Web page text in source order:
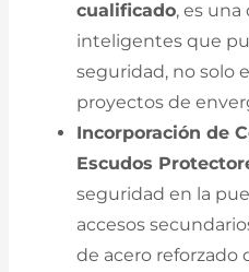
cualificado, es una
inteligentes que
seguridad, no solo
proyectos de
Incorporación de
Escudos
seguridad en la
accesos
de acero reforzado